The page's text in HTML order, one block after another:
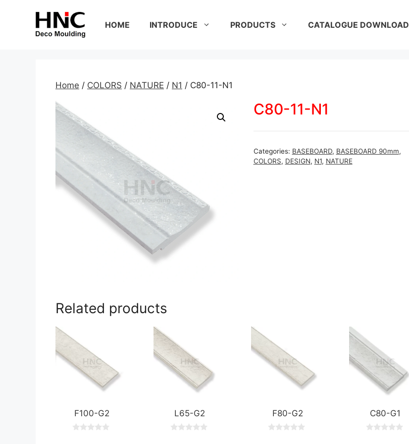
HOME INTRODUCE PRODUCTS CATALOGUE DOWNLOAD
Home / COLORS / NATURE / N1 / C80-11-N1
C80-11-N1
Categories: BASEBOARD, BASEBOARD 90mm,
COLORS, DESIGN, N1, NATURE
Related products
F100-G2 L65-G2 F80-G2 C80-G1